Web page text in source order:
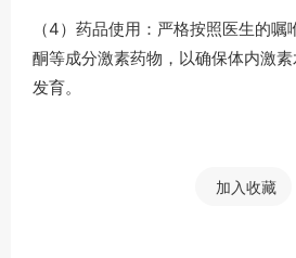
（4）药品使用：严格按照医生的
酮等成分激素药物，以确保体内激
发育。
加入收藏